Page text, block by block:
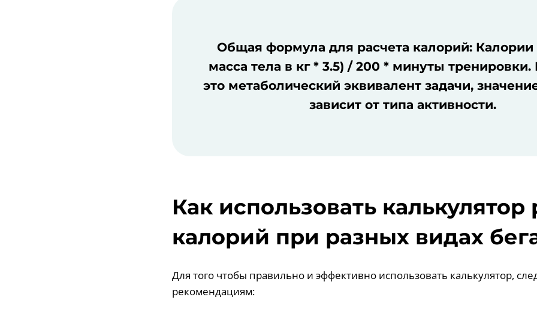
Общая формула для расчета калорий:
масса тела в кг * 3.5) / 200 * минуты тренировки.
это метаболический эквивалент задачи,
зависит от типа активности.
Как использовать калькулятор
калорий при разных видах
Для того чтобы правильно и эффективно использовать калькулятор,
рекомендациям: